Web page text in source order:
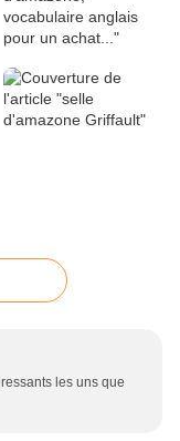
les uns que